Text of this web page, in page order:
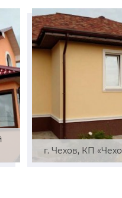
г. Чехов, КП